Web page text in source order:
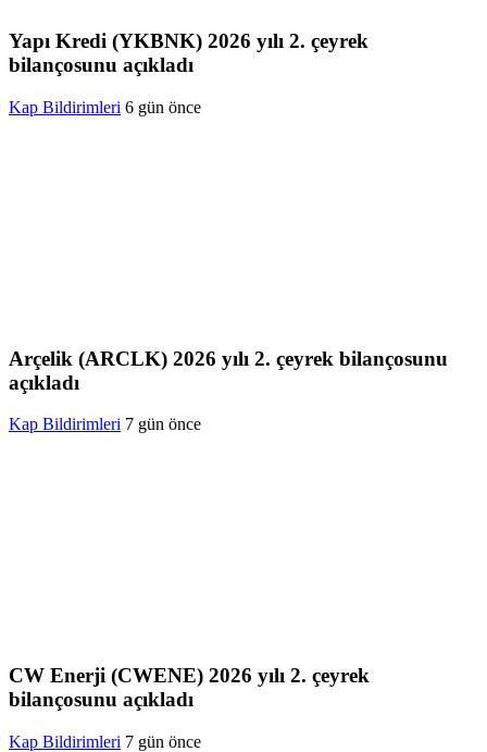
Yapı Kredi (YKBNK) 2026 yılı 2. çeyrek
bilançosunu açıkladı
Kap Bildirimleri 6 gün önce
Arçelik (ARCLK) 2026 yılı 2. çeyrek bilançosunu
açıkladı
Kap Bildirimleri 7 gün önce
CW Enerji (CWENE) 2026 yılı 2. çeyrek
bilançosunu açıkladı
Kap Bildirimleri 7 gün önce